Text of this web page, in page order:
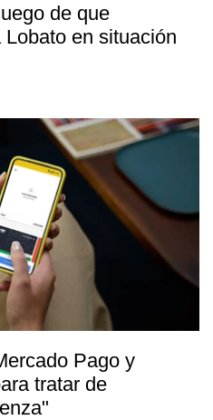
de que
en situación
Pago y
tratar de